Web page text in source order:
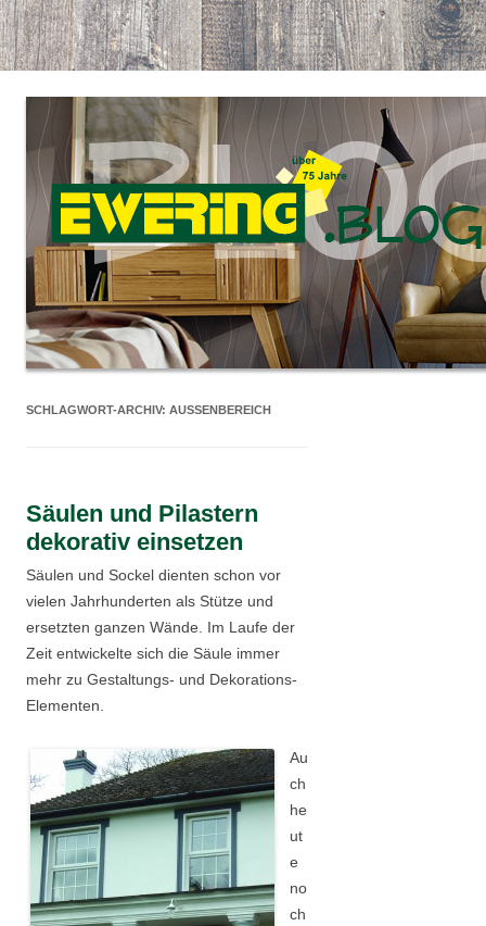
SCHLAGWORT-ARCHIV: AUSSENBEREICH
Säulen und Pilastern
dekorativ einsetzen
Säulen und Sockel dienten schon vor
vielen Jahrhunderten als Stütze und
ersetzten ganzen Wände. Im Laufe der
Zeit entwickelte sich die Säule immer
mehr zu Gestaltungs- und Dekorations-
Elementen.
Au
ch
he
ut
e
no
ch